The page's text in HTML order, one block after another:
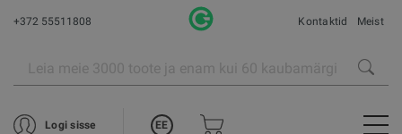
+372 55511808 Kontaktid Meist
Logi sisse EE